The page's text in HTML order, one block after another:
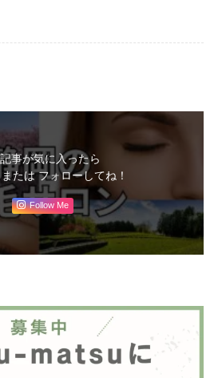
事が気に入ったら
たは フォローしてね！
Follow Me